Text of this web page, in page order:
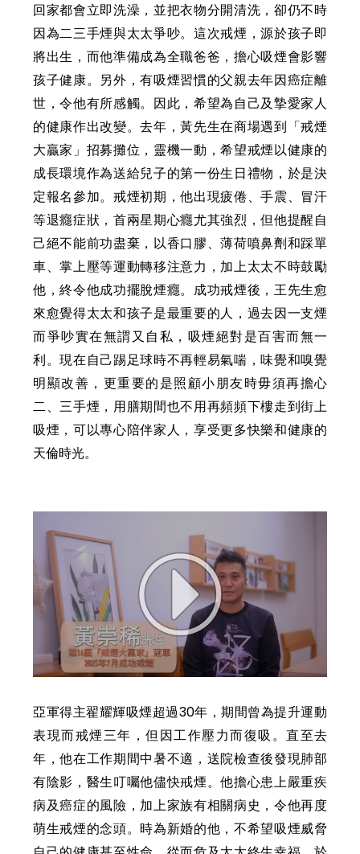
回家都會立即洗澡，並把衣物分開清洗，卻仍不時
因為二三手煙與太太爭吵。這次戒煙，源於孩子即
將出生，而他準備成為全職爸爸，擔心吸煙會影響
孩子健康。另外，有吸煙習慣的父親去年因癌症離
世，令他有所感觸。因此，希望為自己及摯愛家人
的健康作出改變。去年，黃先生在商場遇到「戒煙
大贏家」招募攤位，靈機一動，希望戒煙以健康的
成長環境作為送給兒子的第一份生日禮物，於是決
定報名參加。戒煙初期，他出現疲倦、手震、冒汗
等退癮症狀，首兩星期心癮尤其強烈，但他提醒自
己絕不能前功盡棄，以香口膠、薄荷噴鼻劑和踩單
車、掌上壓等運動轉移注意力，加上太太不時鼓勵
他，終令他成功擺脫煙癮。成功戒煙後，王先生愈
來愈覺得太太和孩子是最重要的人，過去因一支煙
而爭吵實在無謂又自私，吸煙絕對是百害而無一
利。現在自己踢足球時不再輕易氣喘，味覺和嗅覺
明顯改善，更重要的是照顧小朋友時毋須再擔心
二、三手煙，用膳期間也不用再頻頻下樓走到街上
吸煙，可以專心陪伴家人，享受更多快樂和健康的
天倫時光。
亞軍得主翟耀輝吸煙超過30年，期間曾為提升運動
表現而戒煙三年，但因工作壓力而復吸。直至去
年，他在工作期間中暑不適，送院檢查後發現肺部
有陰影，醫生叮囑他儘快戒煙。他擔心患上嚴重疾
病及癌症的風險，加上家族有相關病史，令他再度
萌生戒煙的念頭。時為新婚的他，不希望吸煙威脅